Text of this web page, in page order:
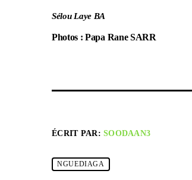
Sélou Laye BA
Photos : Papa Rane SARR
ÉCRIT PAR:SOODAAN3
NGUEDIAGA